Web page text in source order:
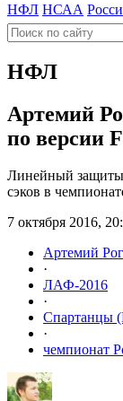
НФЛ НСАА
НФЛ
Артемий
по версии
Линейный защиты
сэков в
7 октября 2016,
Артемий
·
ЛАФ-2016
·
Спартанцы
·
чемпионат